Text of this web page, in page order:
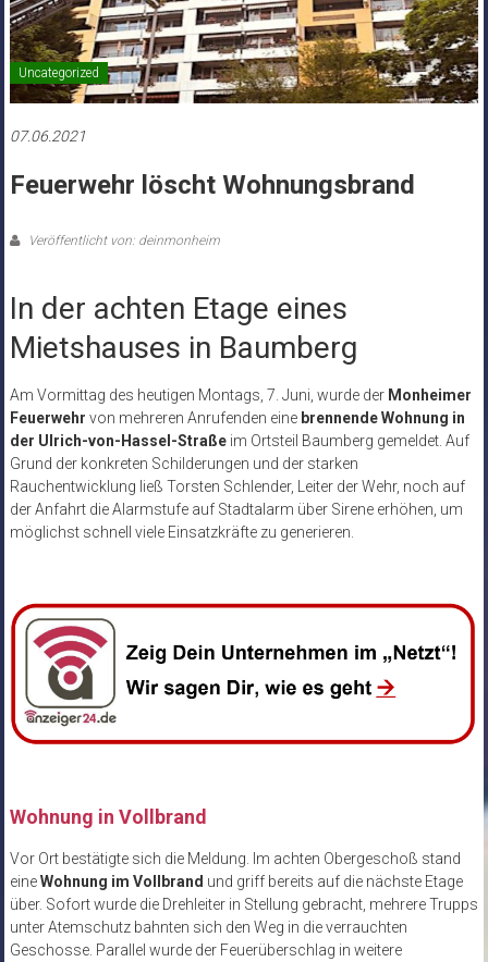
Uncategorized
07.06.2021
Feuerwehr löscht Wohnungsbrand
Veröffentlicht von: deinmonheim
In der achten Etage eines
Mietshauses in Baumberg
Am Vormittag des heutigen Montags, 7. Juni, wurde der Monheimer
Feuerwehr von mehreren Anrufenden eine brennende Wohnung in
der Ulrich-von-Hassel-Straßeim Ortsteil Baumberg gemeldet. Auf
Grund der konkreten Schilderungen und der starken
Rauchentwicklung ließ Torsten Schlender, Leiter der Wehr, noch auf
der Anfahrt die Alarmstufe auf Stadtalarm über Sirene erhöhen, um
möglichst schnell viele Einsatzkräfte zu generieren.
Wohnung in Vollbrand
Vor Ort bestätigte sich die Meldung. Im achten Obergeschoß stand
eineWohnung im Vollbrand und griff bereits auf die nächste Etage
über. Sofort wurde die Drehleiter in Stellung gebracht, mehrere Trupps
unter Atemschutz bahnten sich den Weg in die verrauchten
Geschosse. Parallel wurde der Feuerüberschlag in weitere